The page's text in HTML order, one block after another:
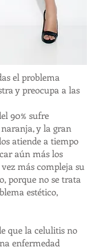
el problema
y preocupa a las
90% sufre
y la gran
atiende a tiempo
aún más los
más compleja su
porque no se trata
estético,
que la celulitis no
enfermedad